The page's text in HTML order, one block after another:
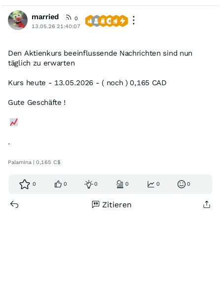
married
0
13.05.26 21:40:07
Den Aktienkurs beeinflussende Nachrichten sind nun
täglich zu erwarten
Kurs heute - 13.05.2026 - ( noch ) 0,165 CAD
Gute Geschäfte !
.
Palamina | 0,165 C$
0 0 0 0 0 0
Zitieren